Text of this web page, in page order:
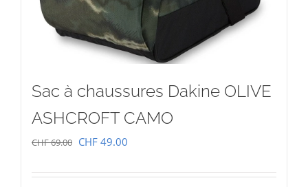
Sac à chaussures Dakine OLIVE
ASHCROFT CAMO
CHF69.00 Le
CHF 49.00